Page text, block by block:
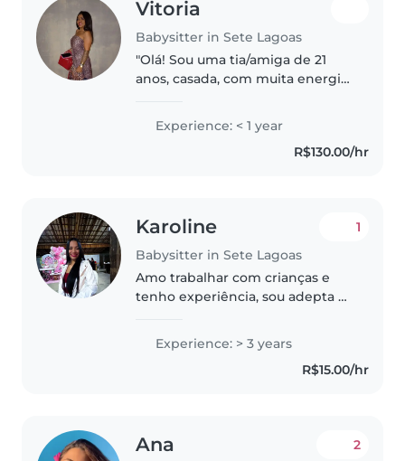
Vitoria
Babysitter in Sete Lagoas
"Olá! Sou uma tia/amiga de 21
anos, casada, com muita energia
crianças! Adoro brincar, contar
histórias e transformar cada dia
em uma aventura divertida...
Experience: < 1 year
R$130.00/hr
Karoline
Babysitter in Sete Lagoas
1
Amo trabalhar com crianças e
tenho experiência, sou adepta a
pelo cuidado , acolhimento e
validando os sentimentos da
criança, tenho um filho de 5
Experience: > 3 years
R$15.00/hr
Ana 2